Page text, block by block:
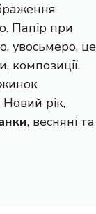
Папір при
увосьмеро, це
композиції.
рік,
, весняні та